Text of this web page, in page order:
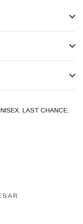
LAST CHANCE